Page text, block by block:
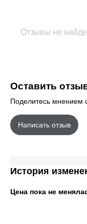
Отзывы не
Оставить
Поделитесь мнением
Написать отзыв
История
Цена пока не